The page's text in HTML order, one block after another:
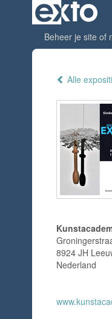
Beheer je site of
Alle
8924 JH
Nederland